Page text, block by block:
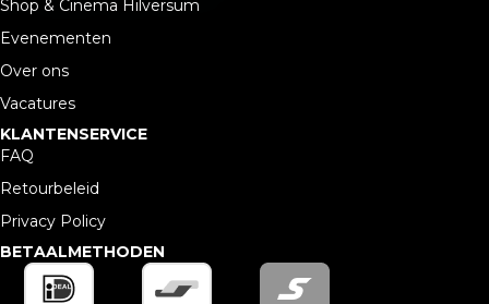
Shop & Cinema Hilversum
Evenementen
Over ons
Vacatures
KLANTENSERVICE
FAQ
Retourbeleid
Privacy Policy
BETAALMETHODEN